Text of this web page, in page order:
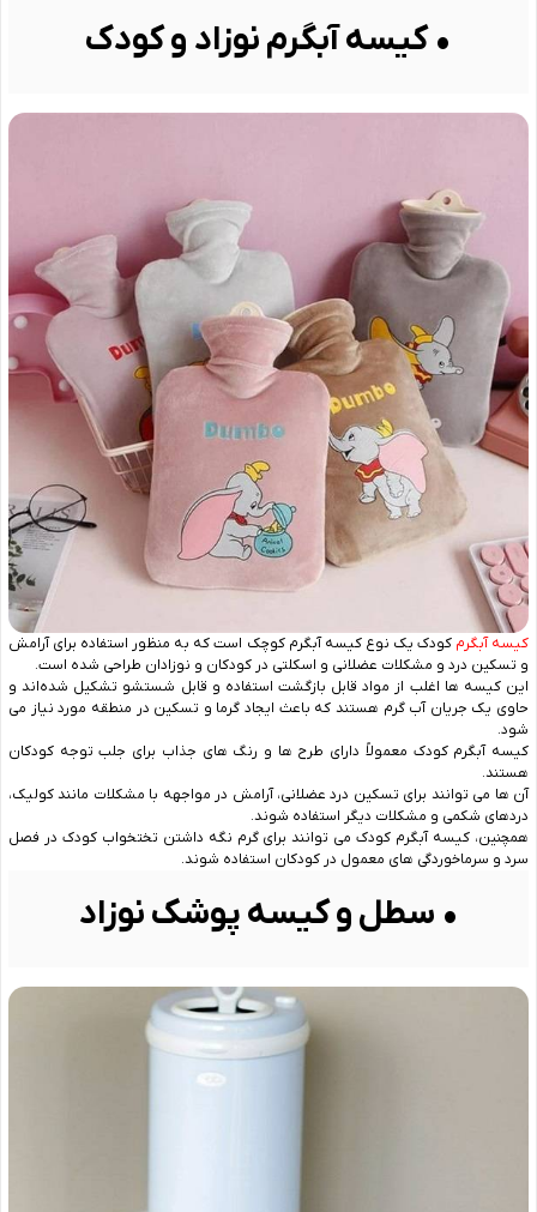
• کیسه آبگرم نوزاد و کودک
کیسه آبگرم کودک یک نوع کیسه آبگرم کوچک است که به منظور استفاده برای آرامش
و تسکین درد و مشکلات عضلانی و اسکلتی در کودکان و نوزادان طراحی شده است.
این کیسه ‌ها اغلب از مواد قابل بازگشت استفاده و قابل شستشو تشکیل شده‌اند و
حاوی یک جریان آب گرم هستند که باعث ایجاد گرما و تسکین در منطقه مورد نیاز می
‌شود.
کیسه آبگرم کودک معمولاً دارای طرح‌ ها و رنگ ‌های جذاب برای جلب توجه کودکان
هستند.
آن ها می ‌توانند برای تسکین درد عضلانی، آرامش در مواجهه با مشکلات مانند کولیک،
دردهای شکمی و مشکلات دیگر استفاده شوند.
همچنین، کیسه آبگرم کودک می‌ توانند برای گرم نگه داشتن تختخواب کودک در فصل
سرد و سرماخوردگی‌ های معمول در کودکان استفاده شوند.
• سطل و کیسه پوشک نوزاد